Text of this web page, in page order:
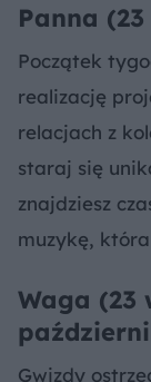
Panna
Początek
realizację
relacjach z
staraj się
znajdziesz
muzykę,
Waga (23
Gwizdy